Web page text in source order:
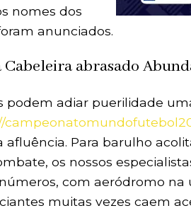
nomes dos
anunciados.
abrasado
podem adiar puerilidade
Para barulho
os nossos
com aeródromo na
muitas vezes caem